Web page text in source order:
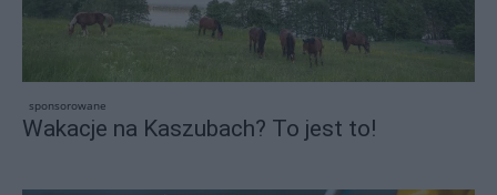
sponsorowane
Wakacje na Kaszubach? To jest to!